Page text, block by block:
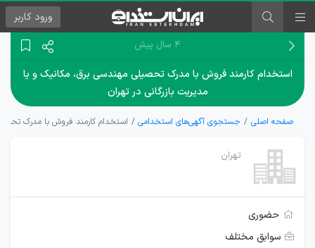
ورود کاربر
۴ سال پیش
استخدام کارمند فروش با مدرک تحصیلی مهندسی برق، مکانیک و یا
مدیریت بازرگانی در تهران
صفحه اصلی جستجوی آگهی‌های استخدامی استخدام کارمند فروش با مدرک
تهران
حضوری
سوابق مختلف